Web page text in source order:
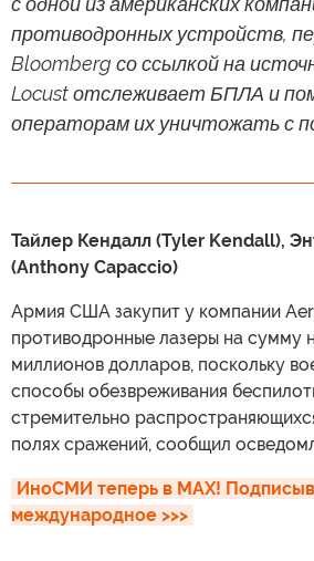
противодронных устройств,
Bloomberg со ссылкой на
Locust отслеживает БПЛА и
операторам их уничтожать с
Тайлер Кендалл (Tyler Kendall),
(Anthony Capaccio)
Армия США закупит у компании
противодронные лазеры на сумму
миллионов долларов, поскольку
способы обезвреживания
стремительно
полях сражений, сообщил
ИноСМИ теперь в MAX!
международное >>>